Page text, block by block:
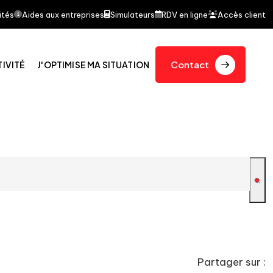
fait l'objet d'un article dans le journal quotidien Le
Aides aux entreprises Simulateurs RDV en ligne Accès client
J'OPTIMISE MA SITUATION Contact
Partager sur :